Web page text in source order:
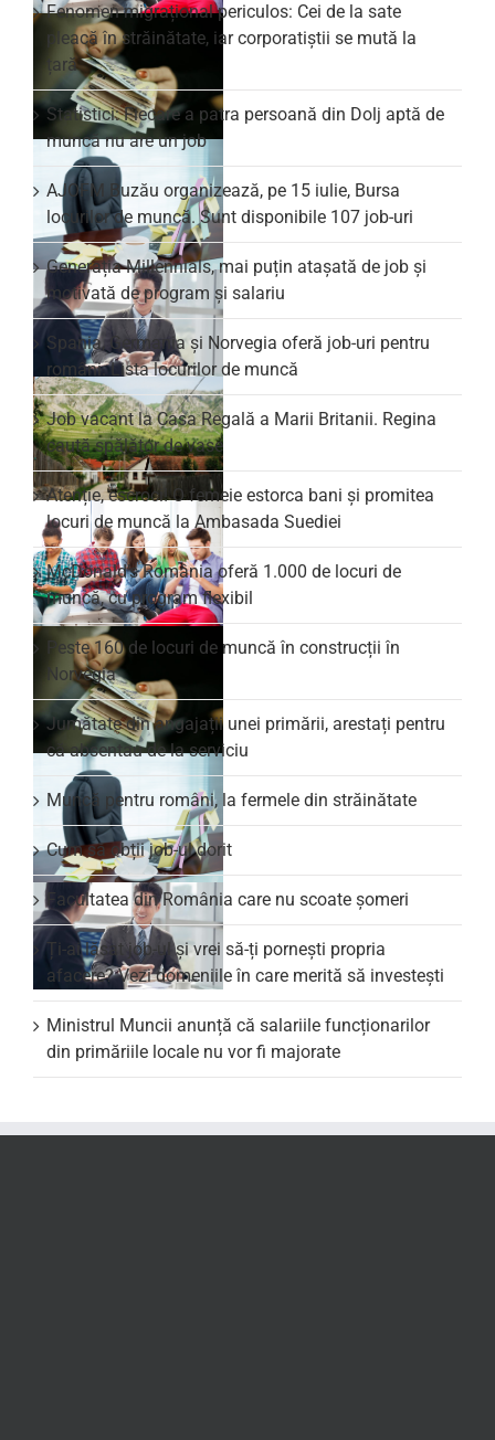
Fenomen migrațional periculos: Cei de la sate
pleacă în străinătate, iar corporatiștii se mută la
țară
Statistici: Fiecare a patra persoană din Dolj aptă de
muncă nu are un job
AJOFM Buzău organizează, pe 15 iulie, Bursa
locurilor de muncă. Sunt disponibile 107 job-uri
Generația Millennials, mai puțin atașată de job și
motivată de program și salariu
Spania, Germania și Norvegia oferă job-uri pentru
români. Lista locurilor de muncă
Job vacant la Casa Regală a Marii Britanii. Regina
caută spălător de vase
Atenție, escroci! O femeie estorca bani și promitea
locuri de muncă la Ambasada Suediei
McDonald’s România oferă 1.000 de locuri de
muncă, cu program flexibil
Peste 160 de locuri de muncă în construcții în
Norvegia
Jumătate din angajații unei primării, arestați pentru
că absentau de la serviciu
Muncă pentru români, la fermele din străinătate
Cum să obții job-ul dorit
Facultatea din România care nu scoate şomeri
Ți-ai lăsat job-ul și vrei să-ți pornești propria
afacere? Vezi domeniile în care merită să investești
Ministrul Muncii anunță că salariile funcționarilor
din primăriile locale nu vor fi majorate